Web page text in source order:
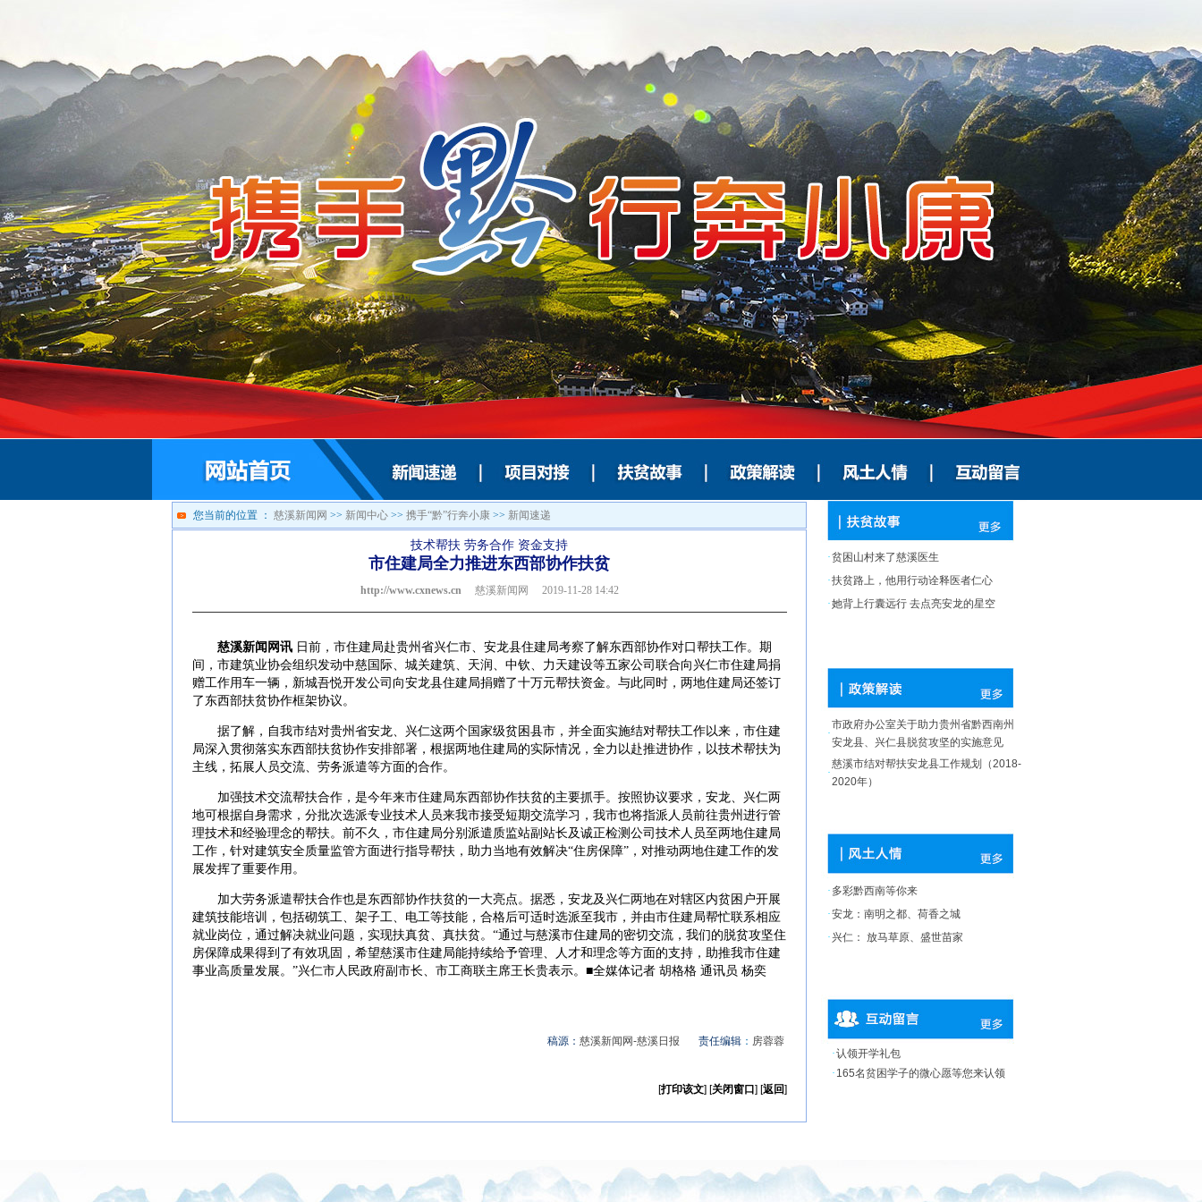
您当前的位置 ： 慈溪新闻网 >> 新闻中心 >> 携手“黔”行奔小康 >> 新闻速递
技术帮扶 劳务合作 资金支持
市住建局全力推进东西部协作扶贫
http://www.cxnews.cn慈溪新闻网 2019-11-28 14:42
慈溪新闻网讯 日前，市住建局赴贵州省兴仁市、安龙县住建局考察了解东西部协作对口帮扶工作。期
间，市建筑业协会组织发动中慈国际、城关建筑、天润、中钦、力天建设等五家公司联合向兴仁市住建局捐
赠工作用车一辆，新城吾悦开发公司向安龙县住建局捐赠了十万元帮扶资金。与此同时，两地住建局还签订
了东西部扶贫协作框架协议。
据了解，自我市结对贵州省安龙、兴仁这两个国家级贫困县市，并全面实施结对帮扶工作以来，市住建
局深入贯彻落实东西部扶贫协作安排部署，根据两地住建局的实际情况，全力以赴推进协作，以技术帮扶为
主线，拓展人员交流、劳务派遣等方面的合作。
加强技术交流帮扶合作，是今年来市住建局东西部协作扶贫的主要抓手。按照协议要求，安龙、兴仁两
地可根据自身需求，分批次选派专业技术人员来我市接受短期交流学习，我市也将指派人员前往贵州进行管
理技术和经验理念的帮扶。前不久，市住建局分别派遣质监站副站长及诚正检测公司技术人员至两地住建局
工作，针对建筑安全质量监管方面进行指导帮扶，助力当地有效解决“住房保障”，对推动两地住建工作的发
展发挥了重要作用。
加大劳务派遣帮扶合作也是东西部协作扶贫的一大亮点。据悉，安龙及兴仁两地在对辖区内贫困户开展
建筑技能培训，包括砌筑工、架子工、电工等技能，合格后可适时选派至我市，并由市住建局帮忙联系相应
就业岗位，通过解决就业问题，实现扶真贫、真扶贫。“通过与慈溪市住建局的密切交流，我们的脱贫攻坚住
房保障成果得到了有效巩固，希望慈溪市住建局能持续给予管理、人才和理念等方面的支持，助推我市住建
事业高质量发展。”兴仁市人民政府副市长、市工商联主席王长贵表示。■全媒体记者 胡格格 通讯员 杨奕
稿源： 慈溪新闻网-慈溪日报 责任编辑： 房蓉蓉
[打印该文] [关闭窗口 ] [返回]
·贫困山村来了慈溪医生
·扶贫路上，他用行动诠释医者仁心
·她背上行囊远行 去点亮安龙的星空
·
市政府办公室关于助力贵州省黔西南州
安龙县、兴仁县脱贫攻坚的实施意见
·
慈溪市结对帮扶安龙县工作规划（2018-
2020年）
· 多彩黔西南等你来
·安龙：南明之都、荷香之城
·兴仁： 放马草原、盛世苗家